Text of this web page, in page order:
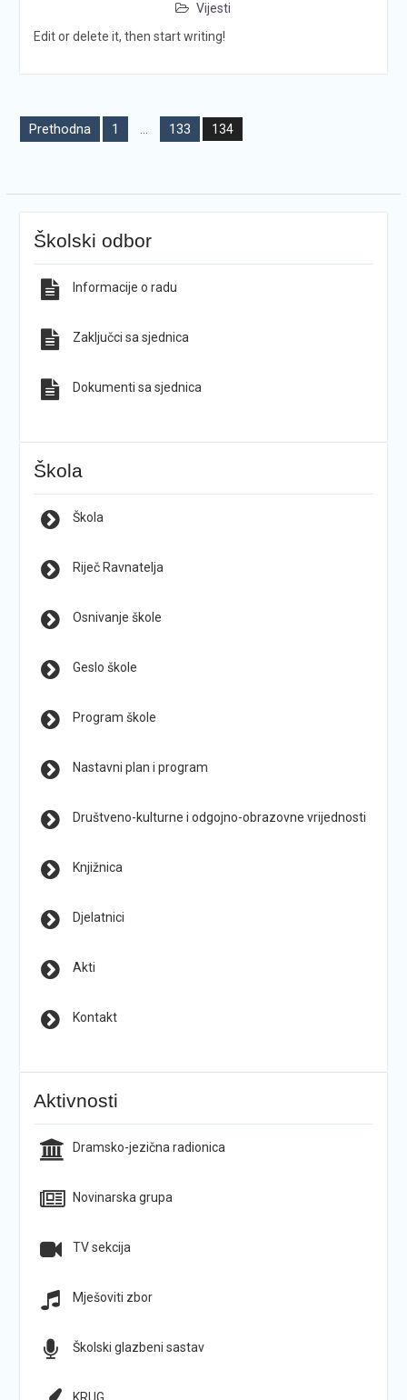
Vijesti
Edit or delete it, then start writing!
Brojevi
stranica
Prethodna 1 133 134
Školski odbor
Informacije o radu
Zaključci sa sjednica
Dokumenti sa sjednica
Škola
Škola
Riječ Ravnatelja
Osnivanje škole
Geslo škole
Program škole
Nastavni plan i program
Društveno-kulturne i odgojno-obrazovne vrijednosti
Knjižnica
Djelatnici
Akti
Kontakt
Aktivnosti
Dramsko-jezična radionica
Novinarska grupa
TV sekcija
Mješoviti zbor
Školski glazbeni sastav